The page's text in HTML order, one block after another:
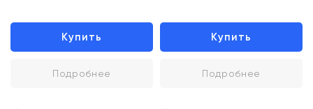
Купить
Подробнее
Купить
Подробнее